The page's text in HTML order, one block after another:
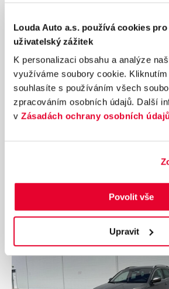
Louda Auto a.s. používá cookies
uživatelský zážitek
K personalizaci obsahu a analýze
využíváme soubory cookie. Kliknutím
souhlasíte s používáním všech
zpracováním osobních údajů. Další
v Zásadách ochrany osobních
Povolit vše
Upravit
Ročník2023
ŠKODA SCALA Style 1.5 TSI
DPH
Nájezd
30 356 km
Výkon
110 kW